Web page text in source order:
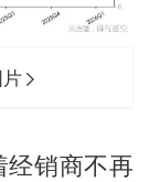
经销商不再